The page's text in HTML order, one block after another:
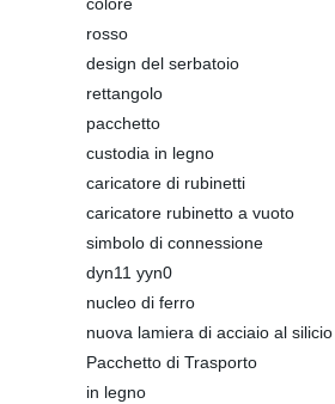
rosso
design del serbatoio
rettangolo
pacchetto
custodia in legno
caricatore di rubinetti
caricatore rubinetto a vuoto
simbolo di connessione
dyn11 yyn0
nucleo di ferro
nuova lamiera di acciaio al silicio
Pacchetto di Trasporto
in legno